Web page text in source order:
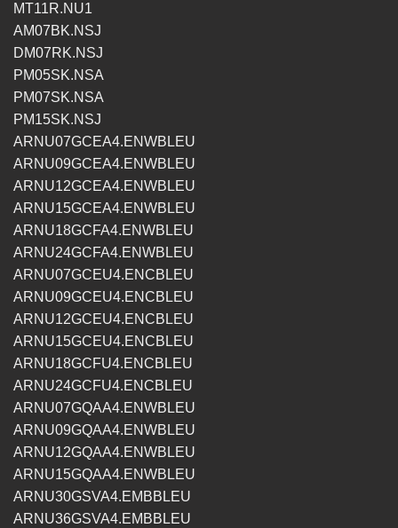
MT11R.NU1
AM07BK.NSJ
DM07RK.NSJ
PM05SK.NSA
PM07SK.NSA
PM15SK.NSJ
ARNU07GCEA4.ENWBLEU
ARNU09GCEA4.ENWBLEU
ARNU12GCEA4.ENWBLEU
ARNU15GCEA4.ENWBLEU
ARNU18GCFA4.ENWBLEU
ARNU24GCFA4.ENWBLEU
ARNU07GCEU4.ENCBLEU
ARNU09GCEU4.ENCBLEU
ARNU12GCEU4.ENCBLEU
ARNU15GCEU4.ENCBLEU
ARNU18GCFU4.ENCBLEU
ARNU24GCFU4.ENCBLEU
ARNU07GQAA4.ENWBLEU
ARNU09GQAA4.ENWBLEU
ARNU12GQAA4.ENWBLEU
ARNU15GQAA4.ENWBLEU
ARNU30GSVA4.EMBBLEU
ARNU36GSVA4.EMBBLEU